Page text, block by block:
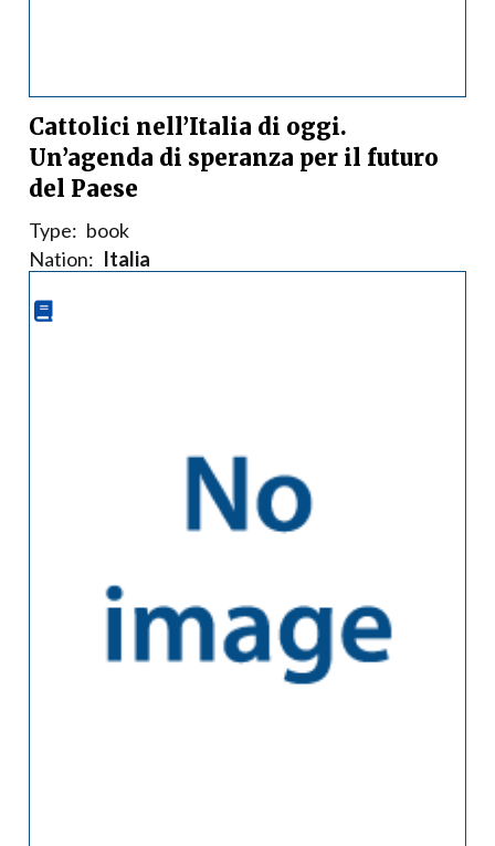
Cattolici nell’Italia di oggi.
Un’agenda di speranza per il futuro
del Paese
Type: book
Nation: Italia